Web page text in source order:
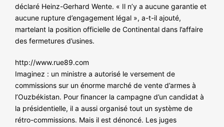
déclaré Heinz-Gerhard Wente. « Il n’y a aucune garantie et
aucune rupture d’engagement légal », a-t-il ajouté,
martelant la position officielle de Continental dans l’affaire
des fermetures d’usines.
http://www.rue89.com
Imaginez : un ministre a autorisé le versement de
commissions sur un énorme marché de vente d’armes à
l’Ouzbékistan. Pour financer la campagne d’un candidat à
la présidentielle, il a aussi organisé tout un système de
rétro-commissions. Mais il est dénoncé. Les juges